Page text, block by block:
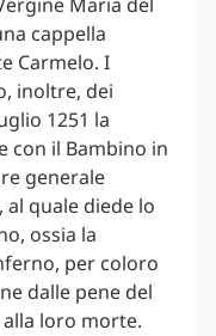
cappella
Carmelo. I
inoltre, dei
1251 la
con il Bambino in
generale
al quale diede lo
ossia la
per coloro
dalle pene del
loro morte.